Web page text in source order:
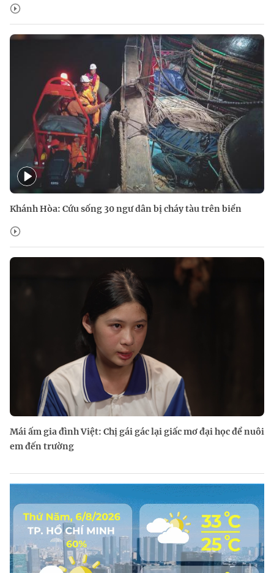
Khánh Hòa: Cứu sống 30 ngư dân bị cháy tàu trên biển
Mái ấm gia đình Việt: Chị gái gác lại giấc mơ đại học để nuôi
em đến trường